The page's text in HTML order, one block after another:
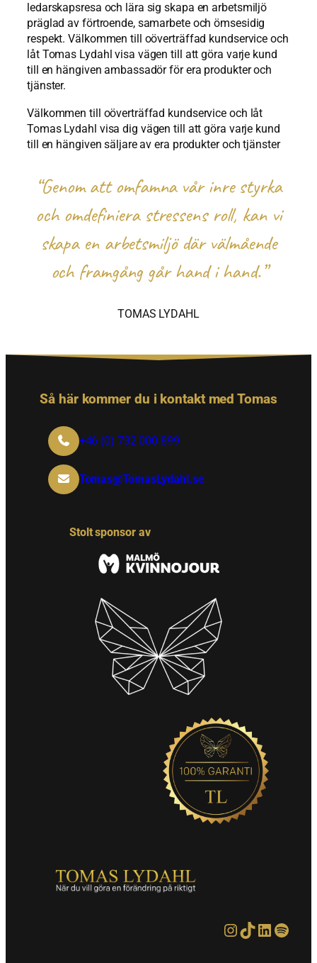
ledarskapsresa och lära sig skapa en arbetsmiljö
präglad av förtroende, samarbete och ömsesidig
respekt. Välkommen till oöverträffad kundservice och
låt Tomas Lydahl visa vägen till att göra varje kund
till en hängiven ambassadör för era produkter och
tjänster.
Välkommen till oöverträffad kundservice och låt
Tomas Lydahl visa dig vägen till att göra varje kund
till en hängiven säljare av era produkter och tjänster
“Genom att omfamna vår inre styrka
och omdefiniera stressens roll, kan vi
skapa en arbetsmiljö där välmående
och framgång går hand i hand.”
TOMAS LYDAHL
Så här kommer du i kontakt med Tomas
+46 (0) 732 000 899
Tomas@TomasLydahl.se
Stolt sponsor av
InstagramTikTok LinkedIn Spotify